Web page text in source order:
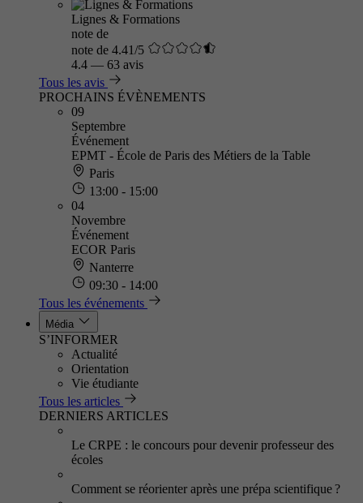
Lignes & Formations
note de
note de 4.41/5
4.4 — 63 avis
Tous les avis
PROCHAINS ÉVÈNEMENTS
09
Septembre
Événement
EPMT - École de Paris des Métiers de la Table
Paris
13:00 - 15:00
04
Novembre
Événement
ECOR Paris
Nanterre
09:30 - 14:00
Tous les événements
Média
S’INFORMER
Actualité
Orientation
Vie étudiante
Tous les articles
DERNIERS ARTICLES
Le CRPE : le concours pour devenir professeur des
écoles
Comment se réorienter après une prépa scientifique ?